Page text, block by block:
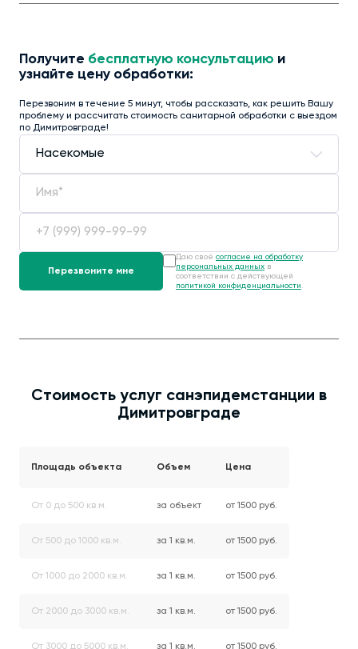
Получите бесплатную консультацию и
узнайте цену обработки:
Перезвоним в течение 5 минут, чтобы рассказать, как решить Вашу
проблему и рассчитать стоимость санитарной обработки с выездом
по Димитровграде!
Даю своё согласие на обработку
персональных данных в
соответствии с действующей
политикой конфиденциальности .
Стоимость услуг санэпидемстанции в
Димитровграде
Площадь объекта Объем Цена
От 0 до 500 кв.м. за объект от 1500 руб.
От 500 до 1000 кв.м. за 1 кв.м. от 1500 руб.
От 1000 до 2000 кв.м. за 1 кв.м. от 1500 руб.
От 2000 до 3000 кв.м. за 1 кв.м. от 1500 руб.
От 3000 до 5000 кв.м. за 1 кв.м. от 1500 руб.